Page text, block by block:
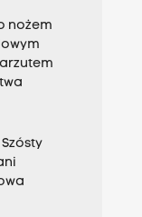
nożem